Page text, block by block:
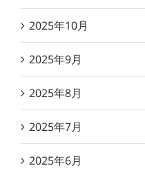
2025年10月
2025年9月
2025年8月
2025年7月
2025年6月